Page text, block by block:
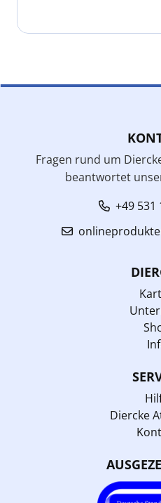
Fragen rund um
beantwortet
+49 531
Diercke